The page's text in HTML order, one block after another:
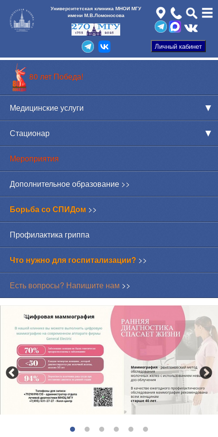
Университетская клиника МНОИ МГУ
имени М.В.Ломоносова
80 лет Победа!
Медицинские услуги
Стационар
Мероприятия
Дополнительное образование >>
Борьба со СПИДом >>
Профилактика гриппа
Что нужно для госпитализации? >>
Есть вопросы? Напишите нам >>